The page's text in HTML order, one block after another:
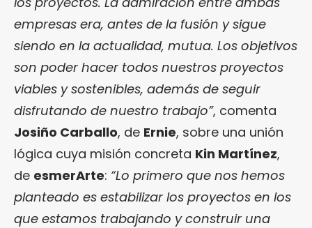
empresas era, antes de la fusión y sigue
siendo en la actualidad, mutua. Los objetivos
son poder hacer todos nuestros proyectos
viables y sostenibles, además de seguir
disfrutando de nuestro trabajo”, comenta
Josiño Carballo, de Ernie, sobre una unión
lógica cuya misión concreta Kin Martínez,
de esmerArte: “Lo primero que nos hemos
planteado es estabilizar los proyectos en los
que estamos trabajando y construir una